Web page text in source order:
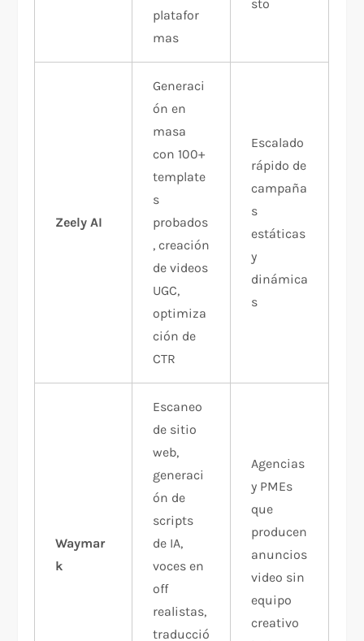
platafor
mas
sto
Zeely AI
Generaci
ón en
masa
con 100+
template
s
probados
, creación
de videos
UGC,
optimiza
ción de
CTR
Escalado
rápido de
campaña
s
estáticas
y
dinámica
s
Waymar
k
Escaneo
de sitio
web,
generaci
ón de
scripts
de IA,
voces en
off
realistas,
traducció
Agencias
y PMEs
que
producen
anuncios
video sin
equipo
creativo